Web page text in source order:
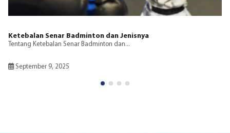
Bagaimana Ankle Support Meningkatkan
Berolahraga